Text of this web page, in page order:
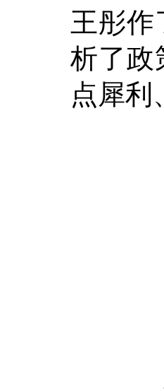
王彤作
析了政
点犀利